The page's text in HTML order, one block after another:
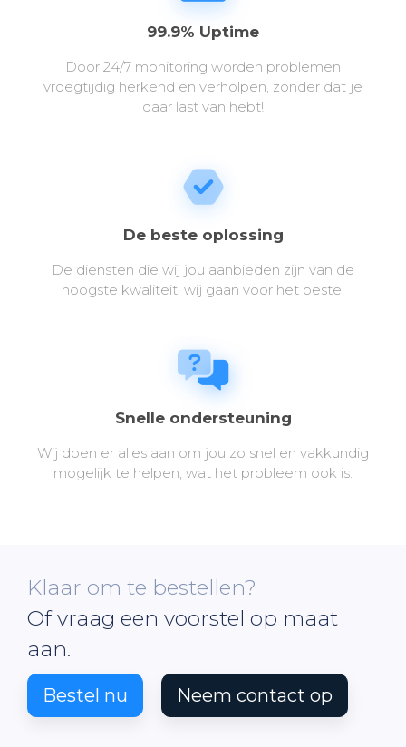
99.9% Uptime
Door 24/7 monitoring worden problemen
vroegtijdig herkend en verholpen, zonder dat je
daar last van hebt!
De beste oplossing
De diensten die wij jou aanbieden zijn van de
hoogste kwaliteit, wij gaan voor het beste.
Snelle ondersteuning
Wij doen er alles aan om jou zo snel en vakkundig
mogelijk te helpen, wat het probleem ook is.
Klaar om te bestellen?
Of vraag een voorstel op maat
aan.
Bestel nu Neem contact op